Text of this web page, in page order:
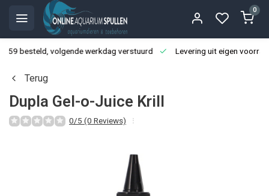
0
besteld, volgende werkdag verstuurd Levering uit eigen
Terug
Dupla Gel-o-Juice Krill
0/5 (0 Reviews)